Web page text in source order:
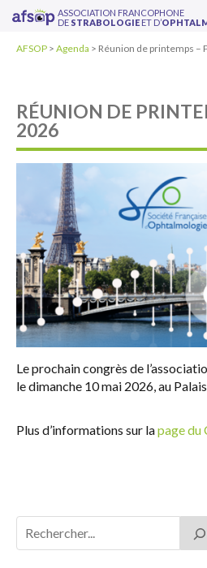
ASSOCIATION FRANCOPHONE
DE STRABOLOGIE ET D’
AFSOP > Agenda > Réunion de printemps –
RÉUNION DE
2026
Le prochain congrès de
le dimanche 10 mai 2026, au
Plus d’informations sur lapage du